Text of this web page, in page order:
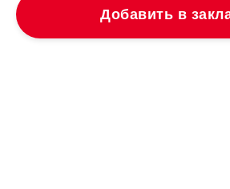
Добавить в